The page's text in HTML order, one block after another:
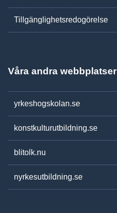
Tillgänglighetsredogörelse
Våra andra webbplatser
yrkeshogskolan.se
konstkulturutbildning.se
blitolk.nu
nyrkesutbildning.se